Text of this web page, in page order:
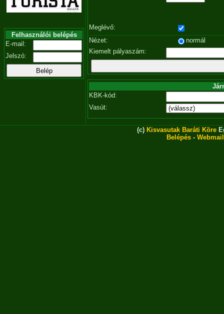
Felhasználói belépés
E-mail:
Jelszó:
Meglévő:
Nézet:
normál
Kiemelt pályaszám:
KBK-kód:
Vasút:
(c) Kisvasutak Baráti Köre
Belépés - Webmail